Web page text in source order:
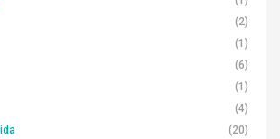
(2)
(1)
(6)
(1)
(4)
(20)